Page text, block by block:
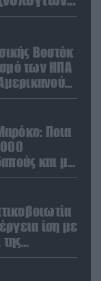
Βοστόκ
των ΗΠΑ
βίντεο
Ποια
και με
ίση με